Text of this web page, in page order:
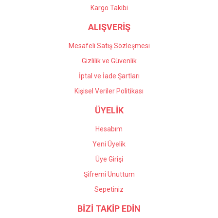
Gönder
Kargo Takibi
ALIŞVERİŞ
Mesafeli Satış Sözleşmesi
Gizlilik ve Güvenlik
İptal ve İade Şartları
Kişisel Veriler Politikası
ÜYELİK
Hesabım
Yeni Üyelik
Üye Girişi
Şifremi Unuttum
Sepetiniz
BİZİ TAKİP EDİN